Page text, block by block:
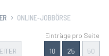
ONLINE-JOBBÖRSE
Einträge pro Seite
10
25 50